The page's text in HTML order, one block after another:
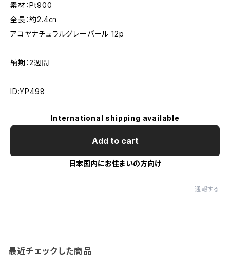
素材：Pt900
全長：約2.4㎝
アコヤナチュラルグレーパール 12p
納期：2週間
ID:YP498
International shipping available
Add to cart
日本国内にお住まいの方向け
通報する
最近チェックした商品